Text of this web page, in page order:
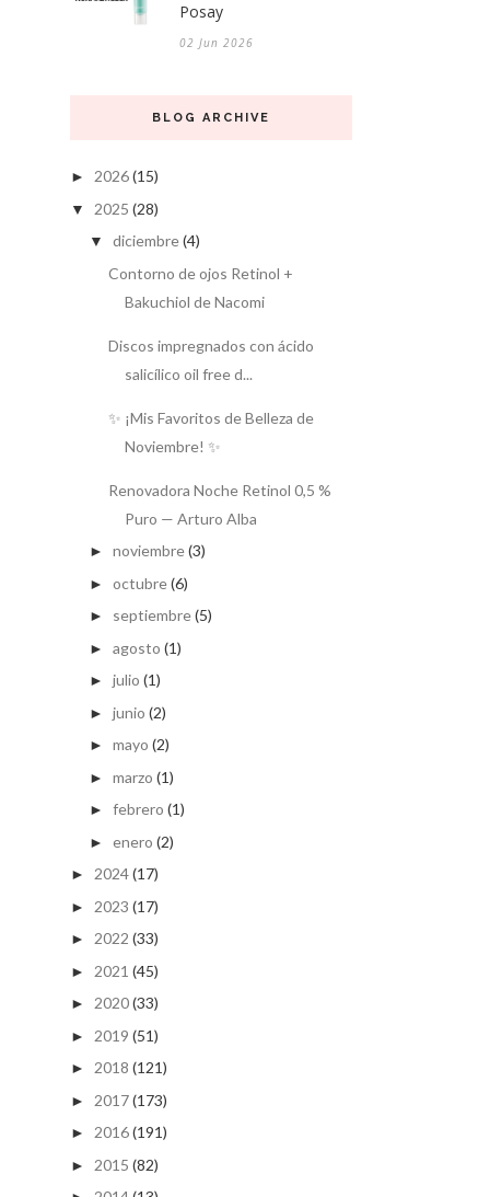
Posay
02 Jun 2026
BLOG ARCHIVE
► 2026(15)
▼ 2025 (28)
▼ diciembre(4)
Contorno de ojos Retinol +
Bakuchiol de Nacomi
Discos impregnados con ácido
salicílico oil free d...
✨ ¡Mis Favoritos de Belleza de
Noviembre! ✨
Renovadora Noche Retinol 0,5 %
Puro — Arturo Alba
► noviembre(3)
► octubre(6)
► septiembre(5)
► agosto (1)
► julio (1)
► junio (2)
► mayo (2)
► marzo (1)
► febrero (1)
► enero (2)
► 2024(17)
► 2023 (17)
► 2022 (33)
► 2021 (45)
► 2020(33)
► 2019 (51)
► 2018 (121)
► 2017(173)
► 2016(191)
► 2015 (82)